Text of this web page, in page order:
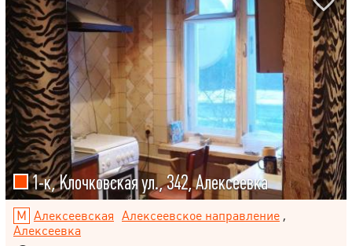
1-к, Клочковская ул., 342, Алексеевка
Алексеевская Алексеевское направление,
Алексеевка